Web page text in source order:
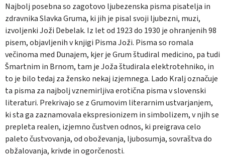
Najbolj posebna so zagotovo ljubezenska pisma pisatelja in
zdravnika Slavka Gruma, ki jih je pisal svoji ljubezni, muzi,
izvoljenki Joži Debelak. Iz let od 1923 do 1930 je ohranjenih 98
pisem, objavljenih v knjigi Pisma Joži. Pisma so romala
večinoma med Dunajem, kjer je Grum študiral medicino, pa tudi
Šmartnim in Brnom, tam je Joža študirala elektrotehniko, in
to je bilo tedaj za žensko nekaj izjemnega. Lado Kralj označuje
ta pisma za najbolj vznemirljiva erotična pisma v slovenski
literaturi. Prekrivajo se z Grumovim literarnim ustvarjanjem,
ki sta ga zaznamovala ekspresionizem in simbolizem, v njih se
prepleta realen, izjemno čustven odnos, ki preigrava celo
paleto čustvovanja, od oboževanja, ljubosumja, sovraštva do
obžalovanja, krivde in ogorčenosti.